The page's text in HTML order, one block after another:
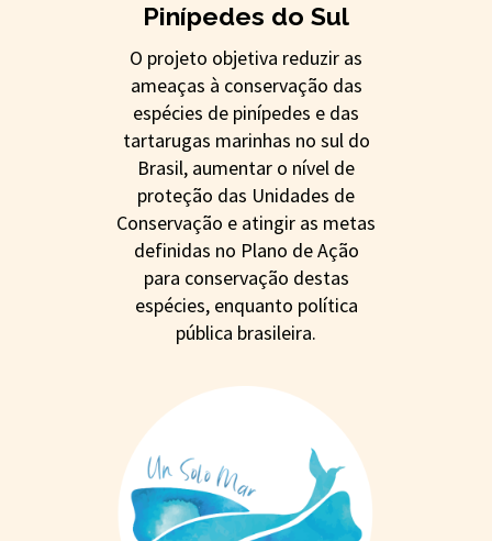
Pinípedes do Sul
O projeto objetiva reduzir as
ameaças à conservação das
espécies de pinípedes e das
tartarugas marinhas no sul do
Brasil, aumentar o nível de
proteção das Unidades de
Conservação e atingir as metas
definidas no Plano de Ação
para conservação destas
espécies, enquanto política
pública brasileira.